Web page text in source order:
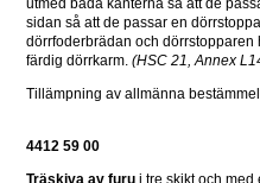
utmed båda kanterna så att de
sidan så att de passar en
dörrfoderbrädan och dörrstopparen
färdig dörrkarm. (HSC 21, Annex
Tillämpning av allmänna
4412 59 00
Träskiva av furu i tre skikt och med